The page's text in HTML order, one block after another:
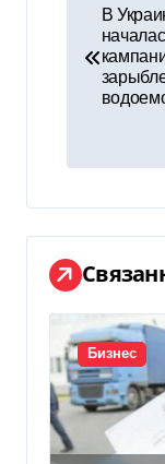
а
ц
и
я
п
В
Бизнес